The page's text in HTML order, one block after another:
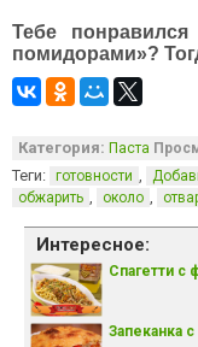
Тебе
помидорами»?
Категория: Паста
Теги: готовности ,
обжарить , около ,
Интересное:
Спагетти с
Запеканка